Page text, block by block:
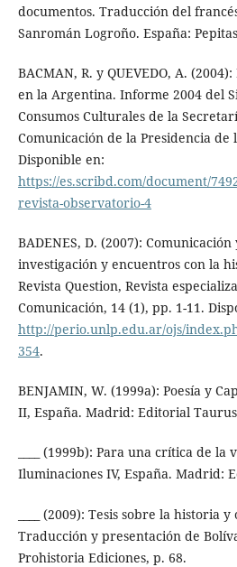
documentos. Traducción del
Sanromán Logroño. España:
BACMAN, R. y QUEVEDO, A.
en la Argentina. Informe 2004 del
Consumos Culturales de la
Comunicación de la Presidencia
Disponible en:
https://es.scribd.com/document/
revista-observatorio-4
BADENES, D. (2007):
investigación y encuentros con la
Revista Question, Revista
Comunicación, 14 (1), pp. 1-11.
http://perio.unlp.edu.ar/ojs/
354.
BENJAMIN, W. (1999a): Poesía y
II, España. Madrid: Editorial
____ (1999b): Para una crítica de
Iluminaciones IV, España. Madrid:
____ (2009): Tesis sobre la historia
Traducción y presentación de
Prohistoria Ediciones, p. 68.